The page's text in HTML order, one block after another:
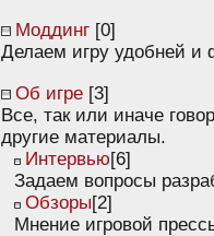
Моддинг [0]
Делаем игру удобней и
Об игре [3]
Все, так или иначе
другие материалы.
Интервью[6]
Задаем вопросы
Обзоры[2]
Мнение игровой